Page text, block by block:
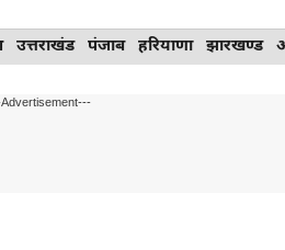
उत्तराखंड पंजाब हरियाणा झारखण्ड